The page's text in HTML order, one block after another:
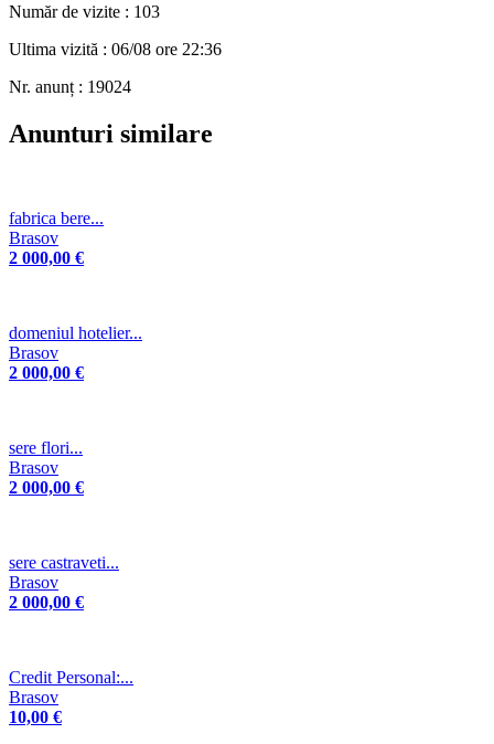
Număr de vizite : 103
Ultima vizită : 06/08 ore 22:36
Nr. anunț : 19024
Anunturi similare
fabrica bere...
Brasov
2 000,00 €
domeniul hotelier...
Brasov
2 000,00 €
sere flori...
Brasov
2 000,00 €
sere castraveti...
Brasov
2 000,00 €
Credit Personal:...
Brasov
10,00 €